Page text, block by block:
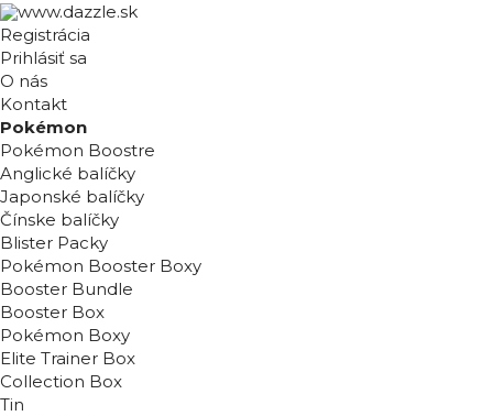
Registrácia
Prihlásiť sa
O nás
Kontakt
Pokémon
Pokémon Boostre
Anglické balíčky
Japonské balíčky
Čínske balíčky
Blister Packy
Pokémon Booster Boxy
Booster Bundle
Booster Box
Pokémon Boxy
Elite Trainer Box
Collection Box
Tin